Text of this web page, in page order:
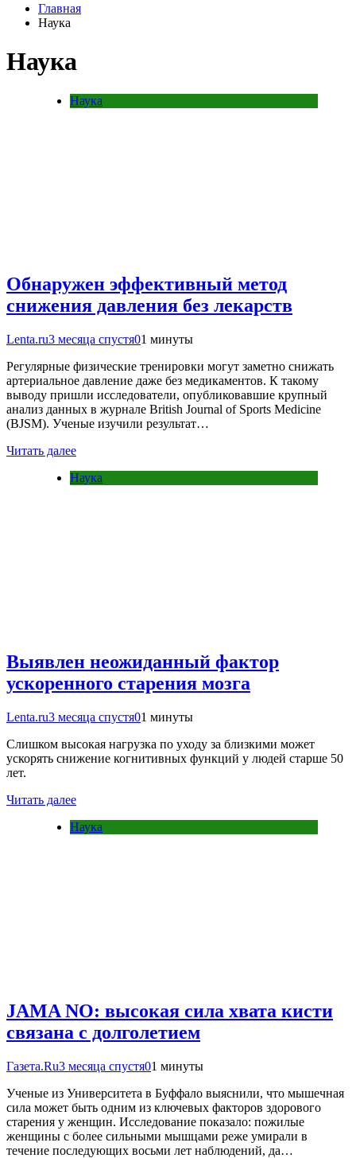
Главная
Наука
Наука
Наука
Обнаружен эффективный метод
снижения давления без лекарств
Lenta.ru3 месяца спустя01 минуты
Регулярные физические тренировки могут заметно снижать
артериальное давление даже без медикаментов. К такому
выводу пришли исследователи, опубликовавшие крупный
анализ данных в журнале British Journal of Sports Medicine
(BJSM). Ученые изучили результат…
Читать далее
Наука
Выявлен неожиданный фактор
ускоренного старения мозга
Lenta.ru3 месяца спустя01 минуты
Слишком высокая нагрузка по уходу за близкими может
ускорять снижение когнитивных функций у людей старше 50
лет.
Читать далее
Наука
JAMA NO: высокая сила хвата кисти
связана с долголетием
Газета.Ru3 месяца спустя01 минуты
Ученые из Университета в Буффало выяснили, что мышечная
сила может быть одним из ключевых факторов здорового
старения у женщин. Исследование показало: пожилые
женщины с более сильными мышцами реже умирали в
течение последующих восьми лет наблюдений, да…